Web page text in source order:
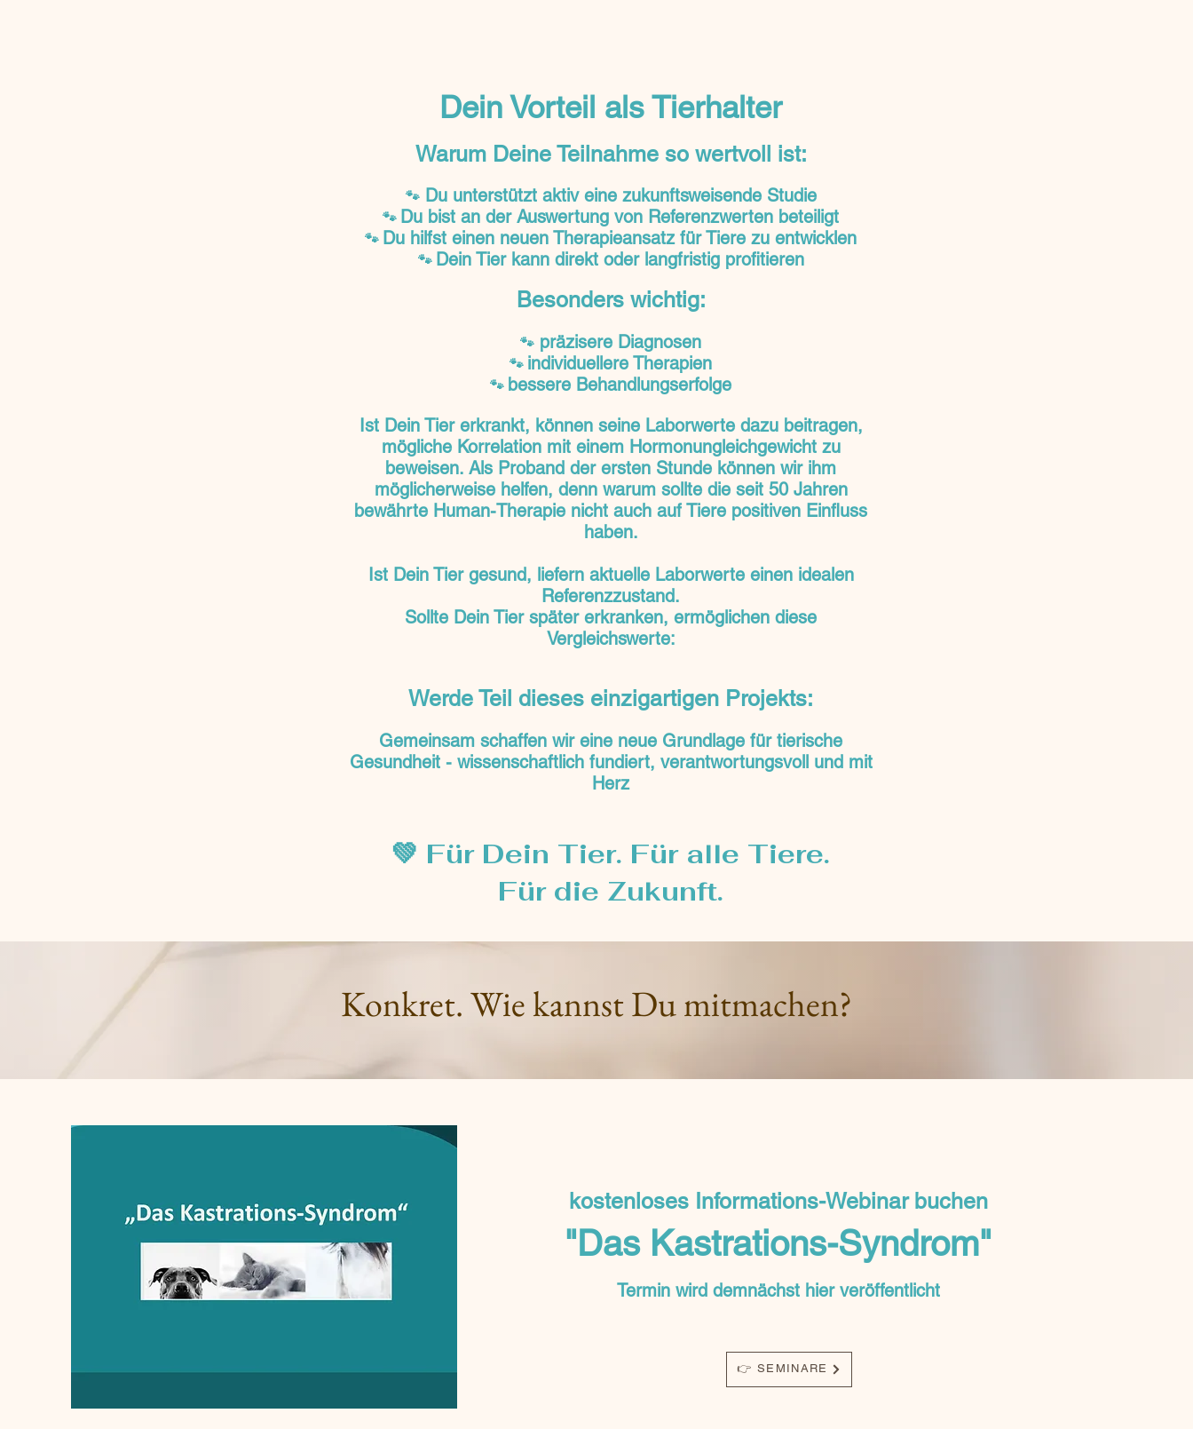
Dein Vorteil als Tierhalter
Warum Deine Teilnahme so wertvoll ist:
🐾 Du unterstützt aktiv eine zukunftsweisende Studie
🐾 Du bist an der Auswertung von Referenzwerten beteiligt
🐾 Du hilfst einen neuen Therapieansatz für Tiere zu entwicklen
🐾 Dein Tier kann direkt oder langfristig profitieren
Besonders wichtig:
🐾 präzisere Diagnosen
🐾 individuellere Therapien
🐾 bessere Behandlungserfolge
Ist Dein Tier erkrankt, können seine Laborwerte dazu beitragen,
mögliche Korrelation mit einem Hormonungleichgewicht zu
beweisen. Als Proband der ersten Stunde können wir ihm
möglicherweise helfen, denn warum sollte die seit 50 Jahren
bewährte Human-Therapie nicht auch auf Tiere positiven Einfluss
haben.
Ist Dein Tier gesund, liefern aktuelle Laborwerte einen idealen
Referenzzustand.
Sollte Dein Tier später erkranken, ermöglichen diese
Vergleichswerte:
Werde Teil dieses einzigartigen Projekts:
Gemeinsam schaffen wir eine neue Grundlage für tierische
Gesundheit - wissenschaftlich fundiert, verantwortungsvoll und mit
Herz
💚 Für Dein Tier. Für alle Tiere.
Für die Zukunft.
Konkret. Wie kannst Du mitmachen?
kostenloses Informations-Webinar buchen
"Das Kastrations-Syndrom"
Termin wird demnächst hier veröffentlicht
👉 SEMINARE